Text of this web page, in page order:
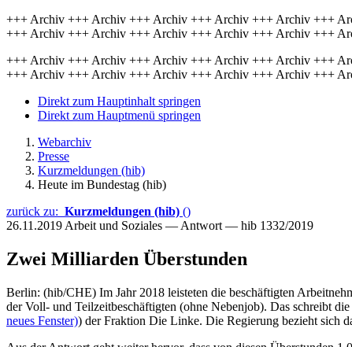
+++ Archiv +++ Archiv +++ Archiv +++ Archiv +++ Archiv +++
+++ Archiv +++ Archiv +++ Archiv +++ Archiv +++ Archiv +++
+++ Archiv +++ Archiv +++ Archiv +++ Archiv +++ Archiv +++
+++ Archiv +++ Archiv +++ Archiv +++ Archiv +++ Archiv +++
Direkt zum Hauptinhalt springen
Direkt zum Hauptmenü springen
Webarchiv
Presse
Kurzmeldungen (hib)
Heute im Bundestag (hib)
zurück zu: Kurzmeldungen (hib) ()
26.11.2019 Arbeit und Soziales — Antwort — hib 1332/2019
Zwei Milliarden Überstunden
Berlin: (hib/CHE) Im Jahr 2018 leisteten die beschäftigten
der Voll- und Teilzeitbeschäftigten (ohne Nebenjob). Das schreibt
neues Fenster)) der Fraktion Die Linke. Die Regierung bezieht sich